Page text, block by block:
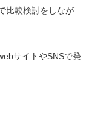
比較検討をしなが
サイトやSNSで発